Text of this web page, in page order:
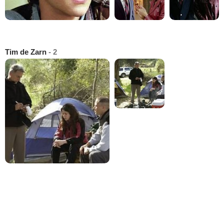
Tim de Zarn - 2